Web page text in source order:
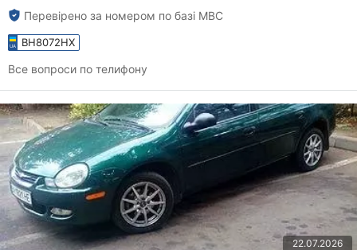
Перевірено за номером по базі МВС
BH8072HX
Все вопроси по телифону
22.07.2026